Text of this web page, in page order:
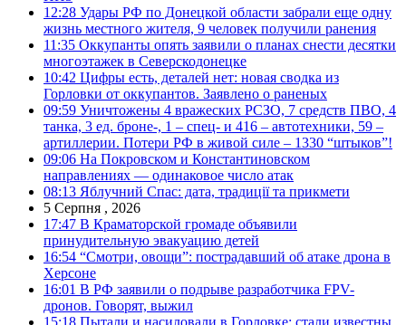
12:28 Удары РФ по Донецкой области забрали еще одну
жизнь местного жителя, 9 человек получили ранения
11:35 Оккупанты опять заявили о планах снести десятки
многоэтажек в Северскодонецке
10:42 Цифры есть, деталей нет: новая сводка из
Горловки от оккупантов. Заявлено о раненых
09:59 Уничтожены 4 вражеских РСЗО, 7 средств ПВО, 4
танка, 3 ед. броне-, 1 – спец- и 416 – автотехники, 59 –
артиллерии. Потери РФ в живой силе – 1330 “штыков”!
09:06 На Покровском и Константиновском
направлениях — одинаковое число атак
08:13 Яблучний Спас: дата, традиції та прикмети
5 Серпня , 2026
17:47 В Краматорской громаде объявили
принудительную эвакуацию детей
16:54 “Смотри, овощи”: пострадавший об атаке дрона в
Херсоне
16:01 В РФ заявили о подрыве разработчика FPV-
дронов. Говорят, выжил
15:18 Пытали и насиловали в Горловке: стали известны